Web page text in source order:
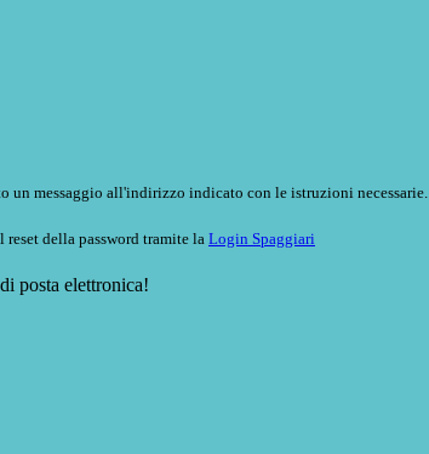
un messaggio all'indirizzo indicato con le istruzioni necessarie.
della password tramite la Login Spaggiari
posta elettronica!